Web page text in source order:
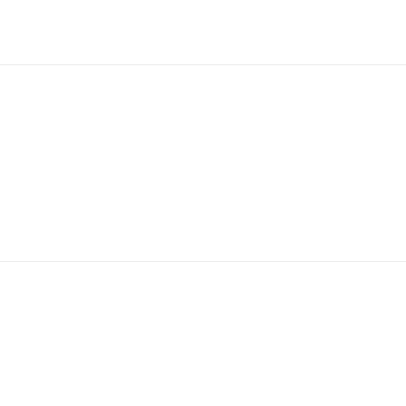
วนใหญ่
ย่าง Sakura Sakura (Yunomi), Glamorous Girl